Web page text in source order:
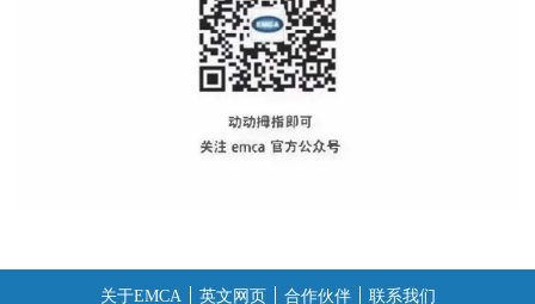
关于EMCA 英文网页 合作伙伴 联系我们